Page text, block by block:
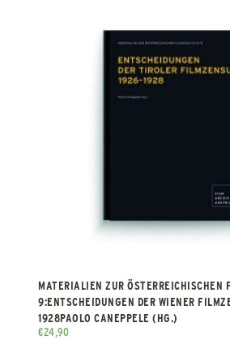
MATERIALIEN ZUR ÖSTERREICHISCHEN
9:ENTSCHEIDUNGEN DER WIENER
1928PAOLO CANEPPELE (HG.)
€24,90